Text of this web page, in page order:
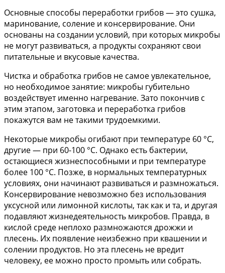
Основные способы переработки грибов — это сушка,
маринование, соление и консервирование. Они
основаны на создании условий, при которых микробы
не могут развиваться, а продукты сохраняют свои
питательные и вкусовые качества.
Чистка и обработка грибов не самое увлекательное,
но необходимое занятие: микробы губительно
воздействует именно нагревание. Зато покончив с
этим этапом, заготовка и переработка грибов
покажутся вам не такими трудоемкими.
Некоторые микробы огибают при температуре 60 °C,
другие — при 60-100 °C. Однако есть бактерии,
остающиеся жизнеспособными и при температуре
более 100 °C. Позже, в нормальных температурных
условиях, они начинают развиваться и размножаться.
Консервирование невозможно без использования
уксусной или лимонной кислоты, так как и та, и другая
подавляют жизнедеятельность микробов. Правда, в
кислой среде неплохо размножаются дрожжи и
плесень. Их появление неизбежно при квашении и
солении продуктов. Но эта плесень не вредит
человеку, ее можно просто промыть или собрать.